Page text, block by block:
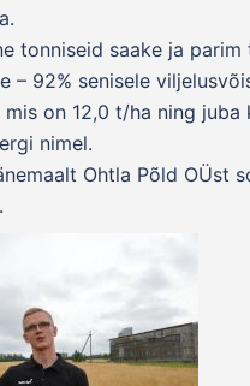
tonniseid saake ja parim
– 92% senisele
on 12,0 t/ha ning juba
nimel.
Ohtla Põld OÜst